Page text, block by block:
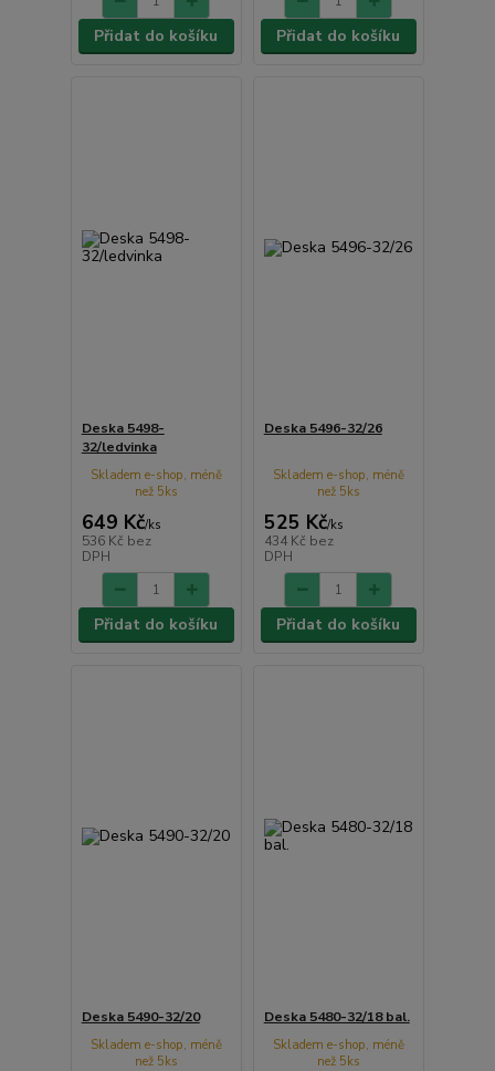
Přidat do košíku Přidat do košíku
Deska 5498-
32/ledvinka
649 Kč/ks
536 Kč bez
DPH
Skladem e-shop, méně
než 5ks
Přidat do košíku
Deska 5496-32/26
525 Kč/ks
434 Kč bez
DPH
Skladem e-shop, méně
než 5ks
Přidat do košíku
Deska 5490-32/20
Skladem e-shop, méně
než 5ks
Deska 5480-32/18 bal.
Skladem e-shop, méně
než 5ks